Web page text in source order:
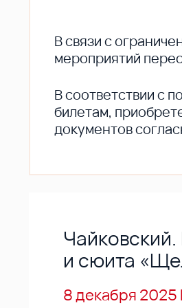
В cвязи с
мероприятий
В соответствии с
билетам,
документов
и сюита
8 декабря